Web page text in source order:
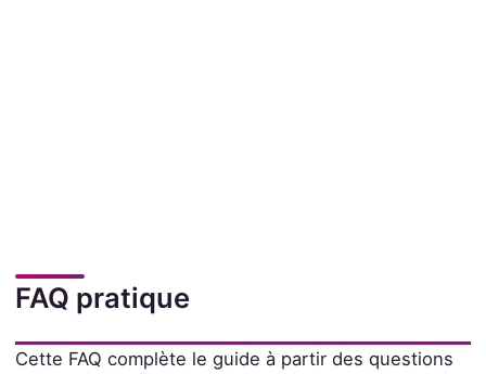
FAQ pratique
Cette FAQ complète le guide à partir des questions